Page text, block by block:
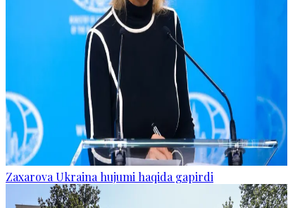
Zaxarova Ukraina hujumi haqida gapirdi